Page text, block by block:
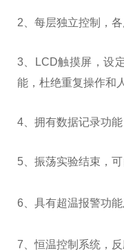
2、每层独立控制，
3 、LCD触摸屏，设
能，杜绝重复操作和
4、拥有数据记录功
5 、振荡实验结束，
6 、具有超温报警功
7 、恒温控制系统，